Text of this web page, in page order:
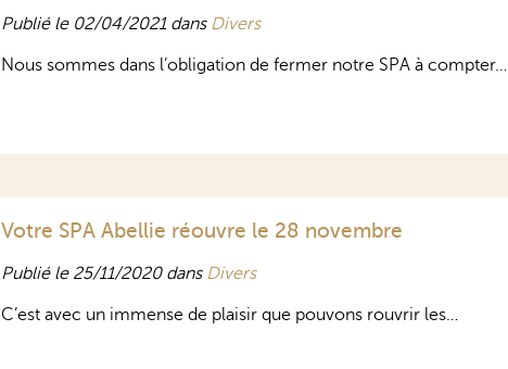
Publié le 02/04/2021 dans Divers
Nous sommes dans l’obligation de fermer notre SPA à compter…
Votre SPA Abellie réouvre le 28 novembre
Publié le 25/11/2020 dans Divers
C’est avec un immense de plaisir que pouvons rouvrir les…